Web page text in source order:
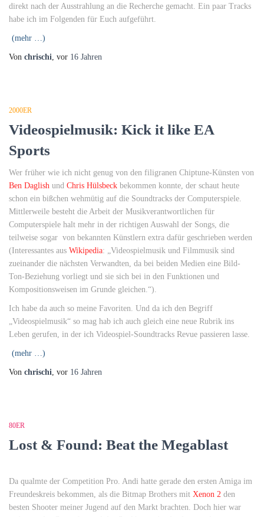
direkt nach der Ausstrahlung an die Recherche gemacht. Ein paar Tracks
habe ich im Folgenden für Euch aufgeführt.
(mehr …)
Von chrischi, vor 16 Jahren
2000ER
Videospielmusik: Kick it like EA
Sports
Wer früher wie ich nicht genug von den filigranen Chiptune-Künsten von
Ben Daglish und Chris Hülsbeck bekommen konnte, der schaut heute
schon ein bißchen wehmütig auf die Soundtracks der Computerspiele.
Mittlerweile besteht die Arbeit der Musikverantwortlichen für
Computerspiele halt mehr in der richtigen Auswahl der Songs, die
teilweise sogar von bekannten Künstlern extra dafür geschrieben werden
(Interessantes aus Wikipedia: „Videospielmusik und Filmmusik sind
zueinander die nächsten Verwandten, da bei beiden Medien eine Bild-
Ton-Beziehung vorliegt und sie sich bei in den Funktionen und
Kompositionsweisen im Grunde gleichen.“).
Ich habe da auch so meine Favoriten. Und da ich den Begriff
„Videospielmusik“ so mag hab ich auch gleich eine neue Rubrik ins
Leben gerufen, in der ich Videospiel-Soundtracks Revue passieren lasse.
(mehr …)
Von chrischi, vor 16 Jahren
80ER
Lost & Found: Beat the Megablast
Da qualmte der Competition Pro. Andi hatte gerade den ersten Amiga im
Freundeskreis bekommen, als die Bitmap Brothers mit Xenon 2 den
besten Shooter meiner Jugend auf den Markt brachten. Doch hier war